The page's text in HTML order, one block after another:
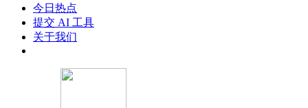
今日热点
提交 AI 工具
关于我们